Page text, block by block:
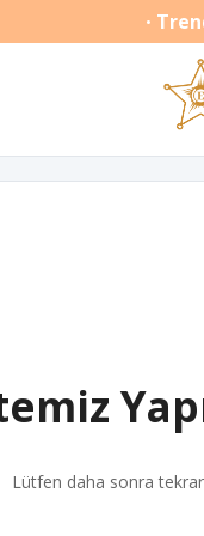
•
Lütfen daha sonra tekrar